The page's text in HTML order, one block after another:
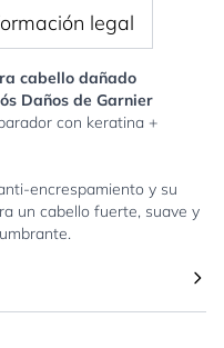
cabello dañado
Daños de Garnier
con keratina +
encrespamiento y su
un cabello fuerte, suave y
legal